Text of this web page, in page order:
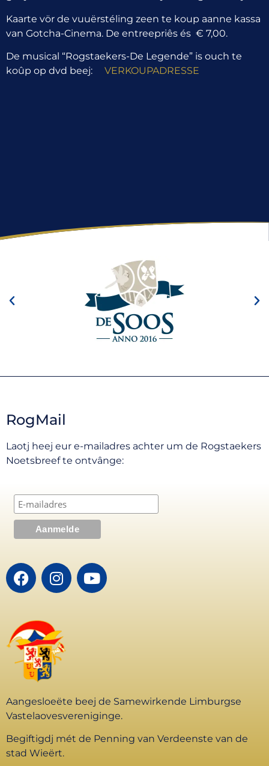
Kaarte vör de vuuërstéling zeen te koup aanne kassa
van Gotcha-Cinema. De entreepriês és € 7,00.
De musical “Rogstaekers-De Legende” is ouch te
koûp op dvd beej: VERKOUPADRESSE
RogMail
Laotj heej eur e-mailadres achter um de Rogstaekers
Noetsbreef te ontvânge:
Aangesloeëte beej de Samewirkende Limburgse
Vastelaovesvereniginge.
Begiftigdj mét de Penning van Verdeenste van de
stad Wieërt.